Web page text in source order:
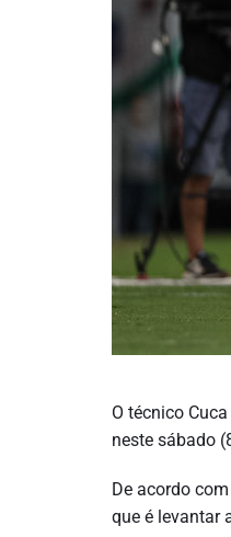
O técnico
neste sábado
De acordo
que é levantar